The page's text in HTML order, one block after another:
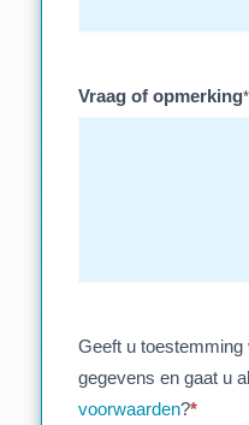
Vraag of opmerking*
Geeft u
gegevens en gaat u
voorwaarden?*